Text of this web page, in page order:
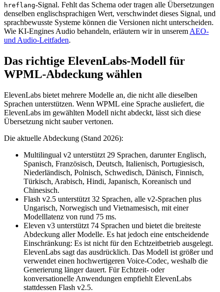
hreflang-Signal. Fehlt das Schema oder tragen alle Übersetzungen
denselben englischsprachigen Wert, verschwindet dieses Signal, und
sprachbewusste Systeme können die Versionen nicht unterscheiden.
Wie KI-Engines Audio behandeln, erläutern wir in unserem AEO-
und Audio-Leitfaden.
Das richtige ElevenLabs-Modell für
WPML-Abdeckung wählen
ElevenLabs bietet mehrere Modelle an, die nicht alle dieselben
Sprachen unterstützen. Wenn WPML eine Sprache ausliefert, die
ElevenLabs im gewählten Modell nicht abdeckt, lässt sich diese
Übersetzung nicht sauber vertonen.
Die aktuelle Abdeckung (Stand 2026):
Multilingual v2 unterstützt 29 Sprachen, darunter Englisch,
Spanisch, Französisch, Deutsch, Italienisch, Portugiesisch,
Niederländisch, Polnisch, Schwedisch, Dänisch, Finnisch,
Türkisch, Arabisch, Hindi, Japanisch, Koreanisch und
Chinesisch.
Flash v2.5 unterstützt 32 Sprachen, alle v2-Sprachen plus
Ungarisch, Norwegisch und Vietnamesisch, mit einer
Modelllatenz von rund 75 ms.
Eleven v3 unterstützt 74 Sprachen und bietet die breiteste
Abdeckung aller Modelle. Es hat jedoch eine entscheidende
Einschränkung: Es ist nicht für den Echtzeitbetrieb ausgelegt.
ElevenLabs sagt das ausdrücklich. Das Modell ist größer und
verwendet einen hochwertigeren Voice-Codec, weshalb die
Generierung länger dauert. Für Echtzeit- oder
konversationelle Anwendungen empfiehlt ElevenLabs
stattdessen Flash v2.5.